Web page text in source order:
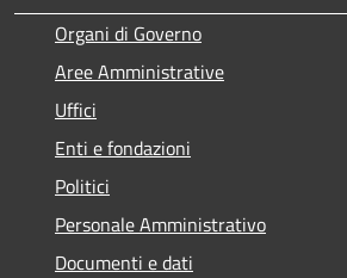
Organi di Governo
Aree Amministrative
Uffici
Enti e fondazioni
Politici
Personale Amministrativo
Documenti e dati